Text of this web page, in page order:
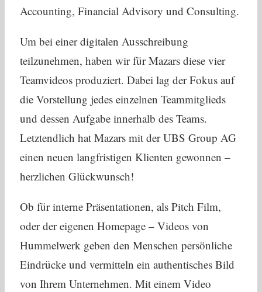
Accounting, Financial Advisory und Consulting.
Um bei einer digitalen Ausschreibung
teilzunehmen, haben wir für Mazars diese vier
Teamvideos produziert. Dabei lag der Fokus auf
die Vorstellung jedes einzelnen Teammitglieds
und dessen Aufgabe innerhalb des Teams.
Letztendlich hat Mazars mit der UBS Group AG
einen neuen langfristigen Klienten gewonnen –
herzlichen Glückwunsch!
Ob für interne Präsentationen, als Pitch Film,
oder der eigenen Homepage – Videos von
Hummelwerk geben den Menschen persönliche
Eindrücke und vermitteln ein authentisches Bild
von Ihrem Unternehmen. Mit einem Video